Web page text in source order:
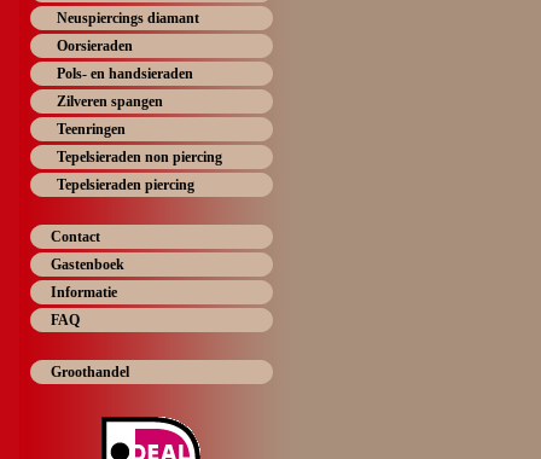
Neuspiercings diamant
Oorsieraden
Pols- en handsieraden
Zilveren spangen
Teenringen
Tepelsieraden non piercing
Tepelsieraden piercing
Contact
Gastenboek
Informatie
FAQ
Groothandel